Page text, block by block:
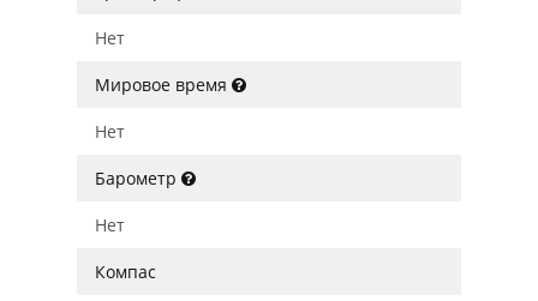
Нет
Мировое время
Нет
Барометр
Нет
Компас